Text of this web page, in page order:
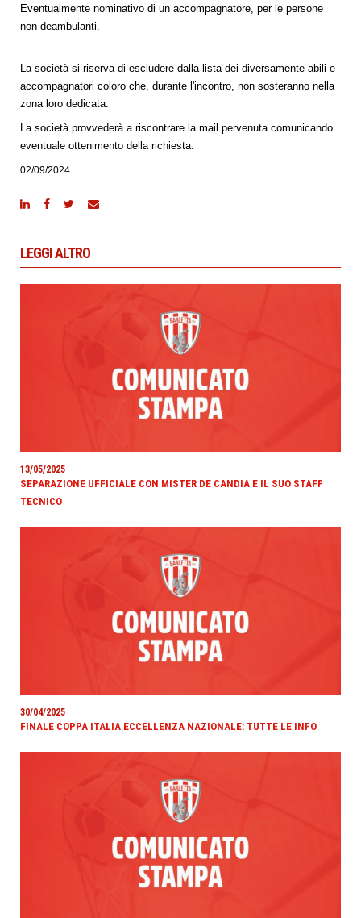
Eventualmente nominativo di un accompagnatore, per le persone
non deambulanti.
La società si riserva di escludere dalla lista dei diversamente abili e
accompagnatori coloro che, durante l'incontro, non sosteranno nella
zona loro dedicata.
La società provvederà a riscontrare la mail pervenuta comunicando
eventuale ottenimento della richiesta.
02/09/2024
LEGGI ALTRO
13/05/2025
SEPARAZIONE UFFICIALE CON MISTER DE CANDIA E IL SUO STAFF
TECNICO
30/04/2025
FINALE COPPA ITALIA ECCELLENZA NAZIONALE: TUTTE LE INFO